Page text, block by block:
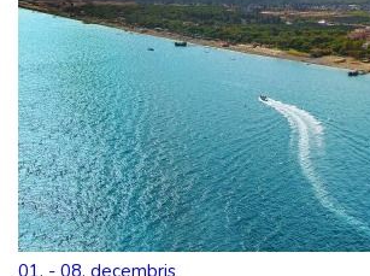
01. - 08. decembris